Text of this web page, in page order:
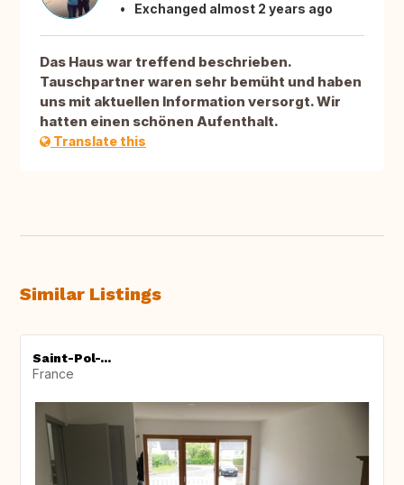
Exchanged almost 2 years ago
Das Haus war treffend beschrieben.
Tauschpartner waren sehr bemüht und haben
uns mit aktuellen Information versorgt. Wir
hatten einen schönen Aufenthalt.
Translate this
Similar Listings
Saint-Pol-...
France